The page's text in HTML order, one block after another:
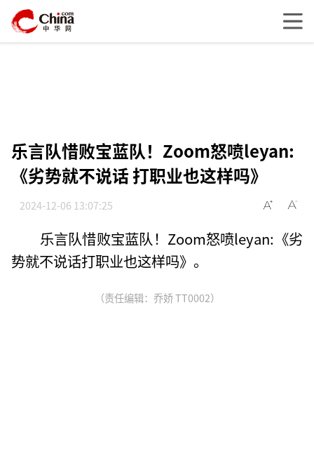
乐言队惜败宝蓝队！Zoom怒喷leyan:
《劣势就不说话 打职业也这样吗》
2024-12-06 13:07:25
乐言队惜败宝蓝队！Zoom怒喷leyan:《劣
势就不说话打职业也这样吗》。
（责任编辑：乔娇 TT0002）